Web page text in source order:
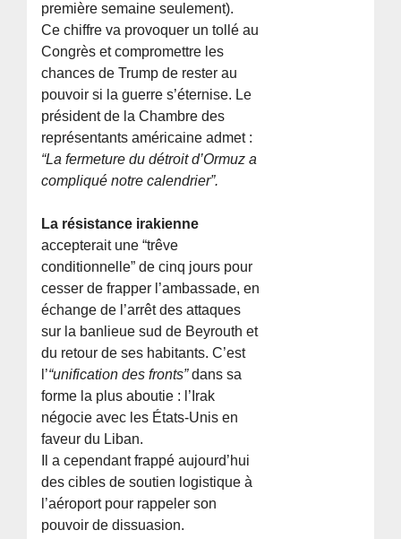
première semaine seulement).
Ce chiffre va provoquer un tollé au
Congrès et compromettre les
chances de Trump de rester au
pouvoir si la guerre s’éternise. Le
président de la Chambre des
représentants américaine admet :
“La fermeture du détroit d’Ormuz a
compliqué notre calendrier”.
La résistance irakienne
accepterait une “trêve
conditionnelle” de cinq jours pour
cesser de frapper l’ambassade, en
échange de l’arrêt des attaques
sur la banlieue sud de Beyrouth et
du retour de ses habitants. C’est
l’“unification des fronts”dans sa
forme la plus aboutie : l’Irak
négocie avec les États-Unis en
faveur du Liban.
Il a cependant frappé aujourd’hui
des cibles de soutien logistique à
l’aéroport pour rappeler son
pouvoir de dissuasion.